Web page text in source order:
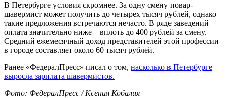
В Петербурге условия скромнее. За одну смену повар-
шавермист может получить до четырех тысяч рублей, однако
такие предложения встречаются нечасто. В ряде заведений
оплата значительно ниже – вплоть до 400 рублей за смену.
Средний ежемесячный доход представителей этой профессии
в городе составляет около 60 тысяч рублей.
Ранее «ФедералПресс» писал о том, насколько в Петербурге
выросла зарплата шавермистов.
Фото: ФедералПресс / Ксения Кобалия